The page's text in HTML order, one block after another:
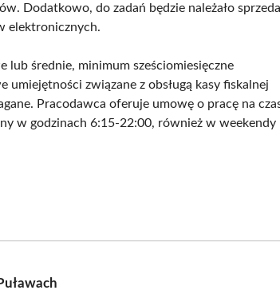
Dodatkowo, do zadań będzie należało
elektronicznych.
lub średnie, minimum sześciomiesięczne
związane z obsługą kasy fiskalnej
Pracodawca oferuje umowę o pracę na
w godzinach 6:15-22:00, również w weekendy